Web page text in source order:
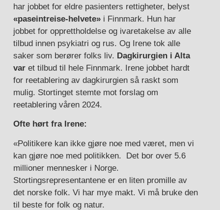
har jobbet for eldre pasienters rettigheter, belyst
«paseintreise-helvete»i Finnmark. Hun har
jobbet for opprettholdelse og ivaretakelse av alle
tilbud innen psykiatri og rus. Og Irene tok alle
saker som berører folks liv. Dagkirurgien i Alta
varet tilbud til hele Finnmark. Irene jobbet hardt
for reetablering av dagkirurgien så raskt som
mulig. Stortinget stemte mot forslag om
reetablering våren 2024.
Ofte hørt fra Irene:
«Politikere kan ikke gjøre noe med været, men vi
kan gjøre noe med politikken. Det bor over 5.6
millioner mennesker i Norge.
Stortingsrepresentantene er en liten promille av
det norske folk. Vi har mye makt. Vi må bruke den
til beste for folk og natur.